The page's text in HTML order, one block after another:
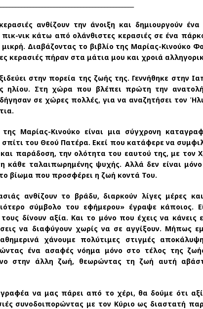
ανθίζουν την άνοιξη και δημιουργούν ένα
νικ κάτω από ολάνθιστες κερασιές σε ένα
Διαβάζοντας το βιβλίο της Μαρίας-Κινούκο
κερασιές πήραν στα μάτια μου και χροιά
στην πορεία της ζωής της. Γεννήθηκε στην
ηλίου. Στη χώρα που βλέπει πρώτη την
σε χώρες πολλές, για να αναζητήσει τον
Κινούκο είναι μια σύγχρονη
του Θεού Πατέρα. Εκεί που κατάφερε να
παράδοση, την ολότητα του εαυτού της, με τον
κάθε ταλαιπωρημένης ψυχής. Αλλά δεν είναι
βίωμα που προσφέρει η ζωή κοντά Του.
το βράδυ, διαρκούν λίγες μέρες
σύμβολο του εφήμερου» έγραψε κάποιος.
δίνουν αξία. Και το μόνο που έχεις να κάνεις
να διαφύγουν χωρίς να σε αγγίξουν. Μήπως
χάνουμε πολύτιμες στιγμές
ένα ασαφές νόημα μόνο στο τέλος της
στην άλλη ζωή, θεωρώντας τη ζωή αυτή
να μας πάρει από το χέρι, θα δούμε ότι
συνοδοιπορώντας με τον Κύριο ως διαστατή